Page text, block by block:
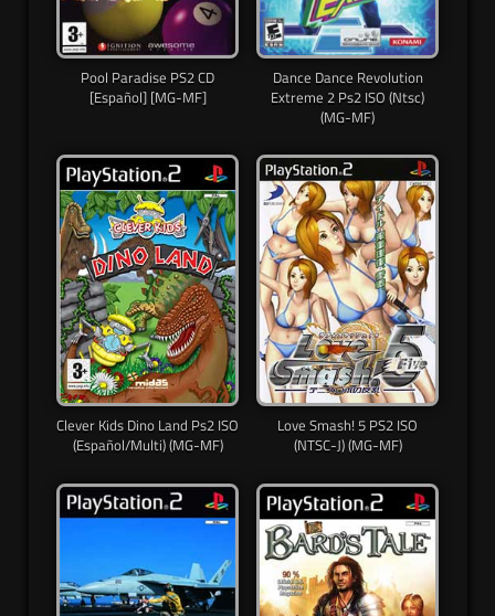
Pool Paradise PS2 CD
[Español] [MG-MF]
Dance Dance Revolution
Extreme 2 Ps2 ISO (Ntsc)
(MG-MF)
Clever Kids Dino Land Ps2 ISO
(Español/Multi) (MG-MF)
Love Smash! 5 PS2 ISO
(NTSC-J) (MG-MF)